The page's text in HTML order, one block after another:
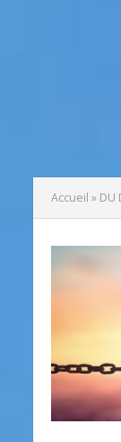
Accueil » DU